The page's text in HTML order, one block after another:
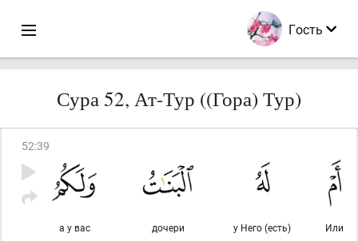
Гость
Сура 52, Ат-Тур ((Гора) Тур)
52:39
Или
у Него (есть)
дочери
а у вас